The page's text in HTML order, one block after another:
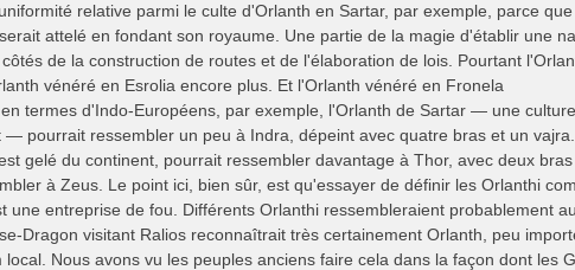
relative parmi le culte d'Orlanth en Sartar, par exemple, parce
attelé en fondant son royaume. Une partie de la magie d'établir une
de la construction de routes et de l'élaboration de lois. Pourtant
vénéré en Esrolia encore plus. Et l'Orlanth vénéré en Fronela
termes d'Indo-Européens, par exemple, l'Orlanth de Sartar — une culture
pourrait ressembler un peu à Indra, dépeint avec quatre bras et un vajra.
gelé du continent, pourrait ressembler davantage à Thor, avec deux
à Zeus. Le point ici, bien sûr, est qu'essayer de définir les Orlanthi
une entreprise de fou. Différents Orlanthi ressembleraient probablement
Dragon visitant Ralios reconnaîtrait très certainement Orlanth, peu
Nous avons vu les peuples anciens faire cela dans la façon dont les